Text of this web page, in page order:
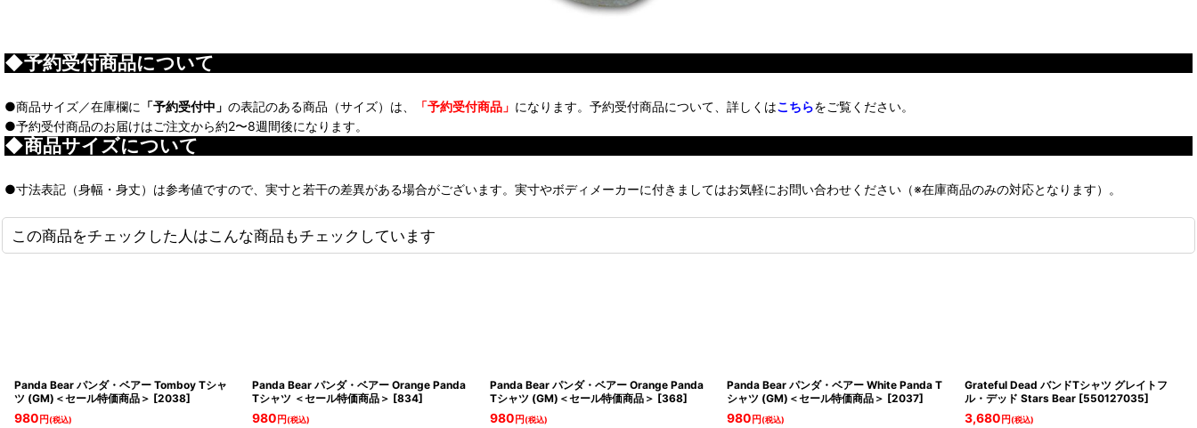
◆予約受付商品について
●商品サイズ／在庫欄に 「予約受付中」 の表記のある商品（サイズ）は、 「予約受付商品」 になります。予約受付商品について、詳しくはこちらをご覧ください。
●予約受付商品のお届けはご注文から約2〜8週間後になります。
◆商品サイズについて
●寸法表記（身幅・身丈）は参考値ですので、実寸と若干の差異がある場合がございます。実寸やボディメーカーに付きましてはお気軽にお問い合わせください（※在庫商品のみの対応となります）。
この商品をチェックした人はこんな商品もチェックしています
Panda Bear パンダ・ベアー Tomboy Tシャ
ツ (GM)＜セール特価商品＞ [2038]
980 円(税込)
Panda Bear パンダ・ベアー Orange Panda
Tシャツ ＜セール特価商品＞ [834]
980 円(税込)
Panda Bear パンダ・ベアー Orange Panda
Tシャツ (GM)＜セール特価商品＞ [368]
980 円(税込)
Panda Bear パンダ・ベアー White Panda T
シャツ (GM)＜セール特価商品＞ [2037]
980 円(税込)
Grateful Dead バンドTシャツ グレイトフ
ル・デッド Stars Bear [550127035]
3,680 円(税込)